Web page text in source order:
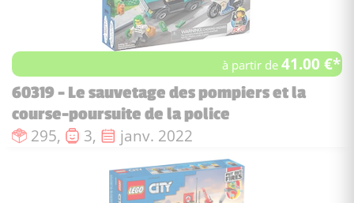
à partir de41.00 €*
60319 - Le sauvetage des pompiers et la
course-poursuite de la police
Nombre de pièces :
295, Nombre de figurines :
3, Date de sortie :
janv. 2022